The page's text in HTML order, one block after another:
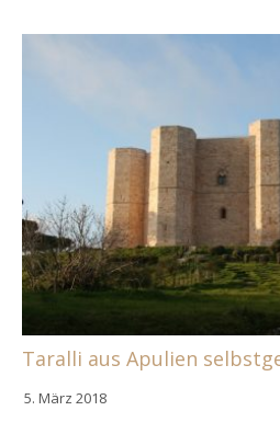
Taralli aus Apulien
5. März 2018